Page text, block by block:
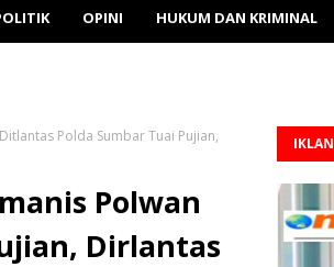
OPINI HUKUM DAN KRIMINAL
Polda Sumbar Tuai Pujian,
Polwan
Dirlantas
IKLAN